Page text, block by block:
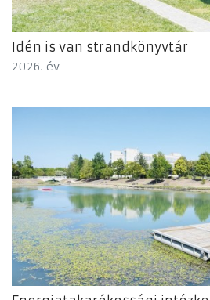
Idén is van strandkönyvtár
2026. év